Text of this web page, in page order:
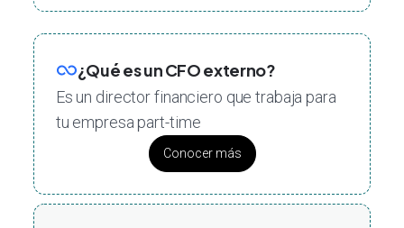
¿Qué es un CFO externo?
Es un director financiero que trabaja para
tu empresa part-time
Conocer más